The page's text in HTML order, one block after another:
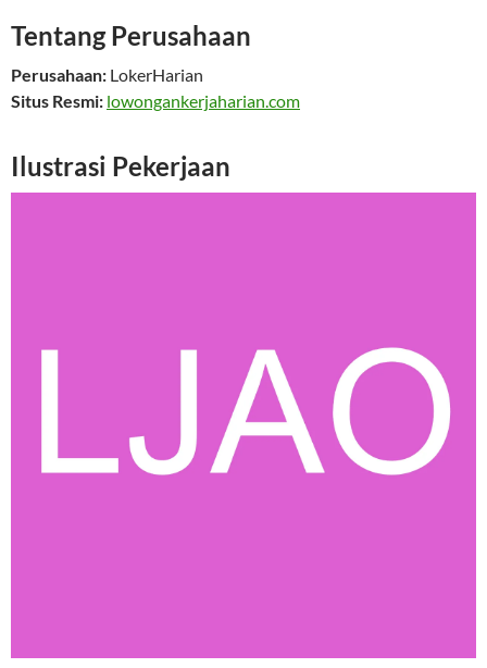
Tentang Perusahaan
Perusahaan: LokerHarian
Situs Resmi: lowongankerjaharian.com
Ilustrasi Pekerjaan